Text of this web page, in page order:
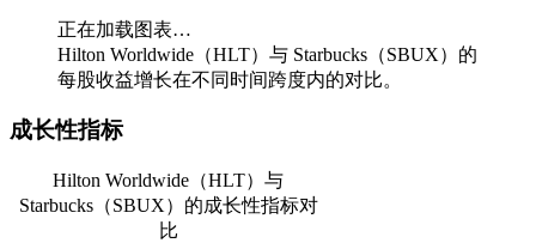
正在加载图表…
Hilton Worldwide（HLT）与 Starbucks（SBUX）的
每股收益增长在不同时间跨度内的对比。
成长性指标
Hilton Worldwide（HLT）与
Starbucks（SBUX）的成长性指标对
比